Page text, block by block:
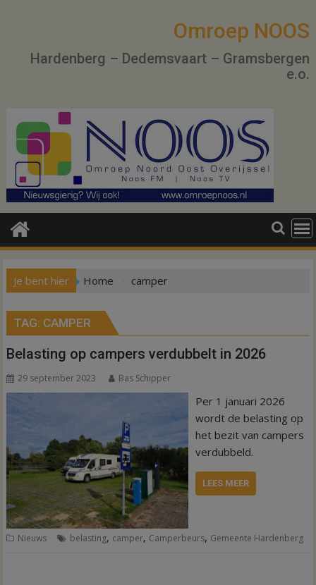
Omroep NOOS
Hardenberg – Dedemsvaart – Gramsbergen
e.o.
Je bent hier Home camper
TAG: CAMPER
Belasting op campers verdubbelt in 2026
29 september 2023 Bas Schipper
Per 1 januari 2026
wordt de belasting op
het bezit van campers
verdubbeld.
LEES MEER
Nieuws belasting, camper, Camperbeurs, Gemeente Hardenberg